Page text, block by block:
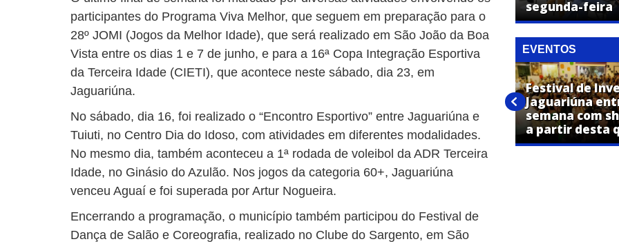
participantes do Programa Viva Melhor, que seguem em preparação para o
28º JOMI (Jogos da Melhor Idade), que será realizado em São João da Boa
Vista entre os dias 1 e 7 de junho, e para a 16ª Copa Integração Esportiva
da Terceira Idade (CIETI), que acontece neste sábado, dia 23, em
Jaguariúna.
No sábado, dia 16, foi realizado o “Encontro Esportivo” entre Jaguariúna e
Tuiuti, no Centro Dia do Idoso, com atividades em diferentes modalidades.
No mesmo dia, também aconteceu a 1ª rodada de voleibol da ADR Terceira
Idade, no Ginásio do Azulão. Nos jogos da categoria 60+, Jaguariúna
venceu Aguaí e foi superada por Artur Nogueira.
Encerrando a programação, o município também participou do Festival de
Dança de Salão e Coreografia, realizado no Clube do Sargento, em São
nesta semana
segunda-feira
EVENTOS
nesta quinta-feira em
Jaguariúna
Festival de
Jaguariúna
semana com
a partir desta